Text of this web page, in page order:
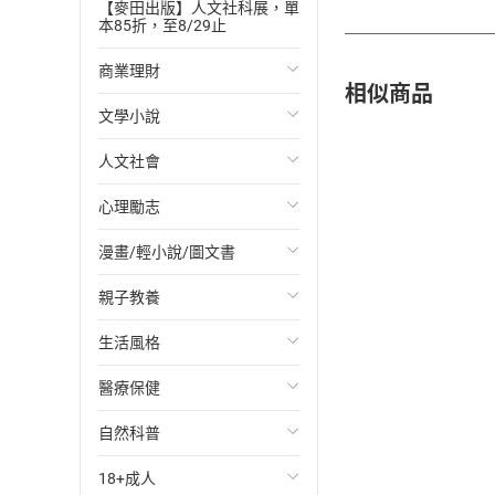
【麥田出版】人文社科展，單
本85折，至8/29止
商業理財
投資理財
經濟/趨勢
財務/金融
管理/領導
職場工作術
成功法
行銷/廣告
傳記
商務/商學
文學小說
歐美文學
日本文學
韓國文學
華文文學
經典文學
成長/家庭生活小說
懸疑/推理小說
科幻/奇幻小說
人文社會
國際關係
政治
社會科學
台灣/中國歷史
日/韓歷史
其他歷史/史學
法律
心理勵志
心靈成長/情緒
人際關係
兩性關係
心理學
漫畫/輕小說/圖文書
輕小說
奇幻/科幻
愛情故事
職場/社會寫實
懸疑/推理
親子教養
教育現場
兒童文學/故事
兒童科普/學習
育兒百科
生活風格
飲食/食譜
健身/美顏
運動/遊戲
醫療保健
健康/養生
常見疾病
自然科普
生物科學
18+成人
相似商品